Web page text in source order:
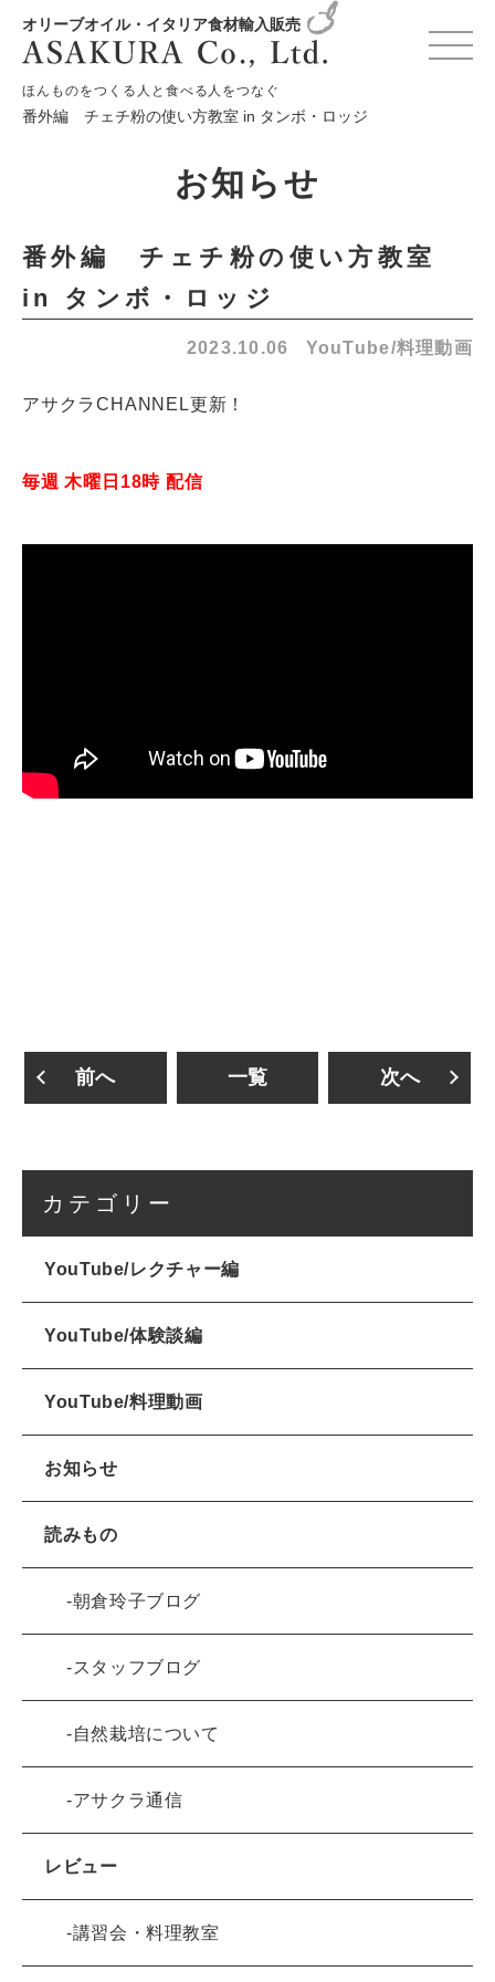
オリーブオイル・イタリア食材輸入販売
ほんものをつくる人と食べる人をつなぐ
HOME お知らせ
YouTube/料理動画
番外編 チェチ粉の使い方教室 in タンボ・ロッジ
お知らせ
番外編 チェチ粉の使い方教室
in タンボ・ロッジ
2023.10.06 YouTube/料理動画
アサクラCHANNEL更新！
毎週 木曜日18時 配信
前へ 一覧 次へ
カテゴリー
YouTube/レクチャー編
YouTube/体験談編
YouTube/料理動画
お知らせ
読みもの
朝倉玲子ブログ
スタッフブログ
自然栽培について
アサクラ通信
レビュー
講習会・料理教室